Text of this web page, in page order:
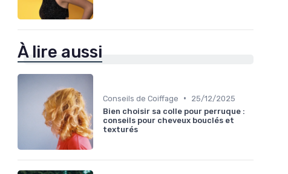
À lire aussi
Conseils de Coiffage •
25/12/2025
Bien choisir sa colle pour perruque :
conseils pour cheveux bouclés et
texturés